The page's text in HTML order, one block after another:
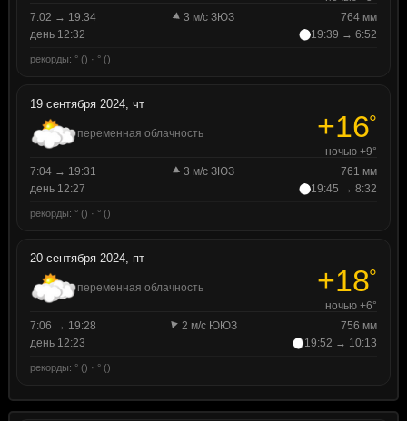
7:02 → 19:34
3 м/с ЗЮЗ
764 мм
день 12:32
19:39 → 6:52
рекорды: ° () · ° ()
19 сентября 2024, чт
переменная облачность +16°
ночью +9°
7:04 → 19:31
3 м/с ЗЮЗ
761 мм
день 12:27
19:45 → 8:32
рекорды: ° () · ° ()
20 сентября 2024, пт
переменная облачность +18°
ночью +6°
7:06 → 19:28
2 м/с ЮЮЗ
756 мм
день 12:23
19:52 → 10:13
рекорды: ° () · ° ()